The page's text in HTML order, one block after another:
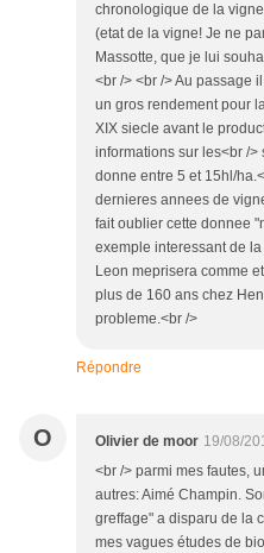
chronologique de la
(etat de la vigne! Je ne
Massotte, que je lui
<br /> <br /> Au passage
un gros rendement pour
XIX siecle avant le
informations sur les<br /
donne entre 5 et 15hl/
dernieres annees de
fait oublier cette donnee
exemple interessant de
Leon meprisera comme
plus de 160 ans chez
probleme.<br />
Répondre
O Olivier de moor 19/08/
<br /> parmi mes fautes,
autres: Aimé Champin.
greffage" a disparu de la
mes vagues études de